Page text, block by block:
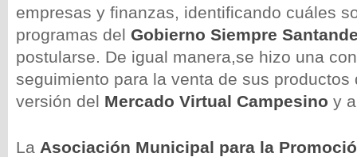
empresas y finanzas, identificando cuáles
programas del Gobierno Siempre
postularse. De igual manera,se hizo una
seguimiento para la venta de sus productos
versión del Mercado Virtual Campesino y
La Asociación Municipal para la
wp-